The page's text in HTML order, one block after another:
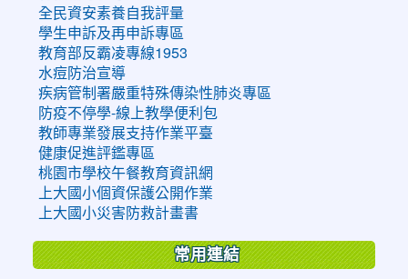
全民資安素養自我評量
學生申訴及再申訴專區
教育部反霸凌專線1953
水痘防治宣導
疾病管制署嚴重特殊傳染性肺炎專區
防疫不停學-線上教學便利包
教師專業發展支持作業平臺
健康促進評鑑專區
桃園市學校午餐教育資訊網
上大國小個資保護公開作業
上大國小災害防救計畫書
常用連結